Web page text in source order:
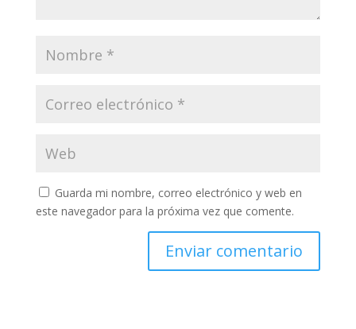
Guarda mi nombre, correo electrónico y web en
este navegador para la próxima vez que comente.